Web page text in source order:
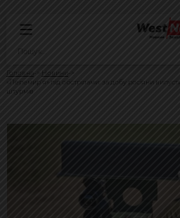
Головна
Новини
«Перемир’я» під обстрілами: за добу росіяни
штурмів